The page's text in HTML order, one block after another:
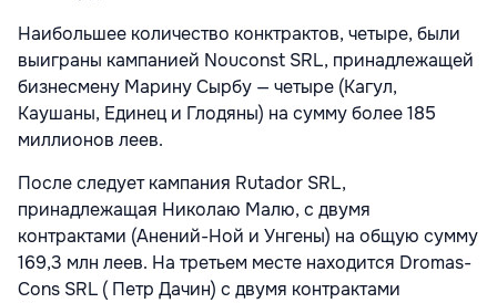
Наибольшее количество конктрактов, четыре, были
выиграны кампанией Nouconst SRL, принадлежащей
бизнесмену Марину Сырбу — четыре (Кагул,
Каушаны, Единец и Глодяны) на сумму более 185
миллионов леев.
После следует кампания Rutador SRL,
принадлежащая Николаю Малю, с двумя
контрактами (Анений-Ной и Унгены) на общую сумму
169,3 млн леев. На третьем месте находится Dromas-
Cons SRL ( Петр Дачин) с двумя контрактами